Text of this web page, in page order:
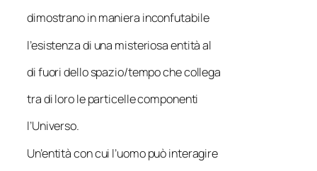
dimostrano in maniera inconfutabile
l’esistenza di una misteriosa entità al
di fuori dello spazio/tempo che collega
tra di loro le particelle componenti
l’Universo.
Un’entità con cui l’uomo può interagire